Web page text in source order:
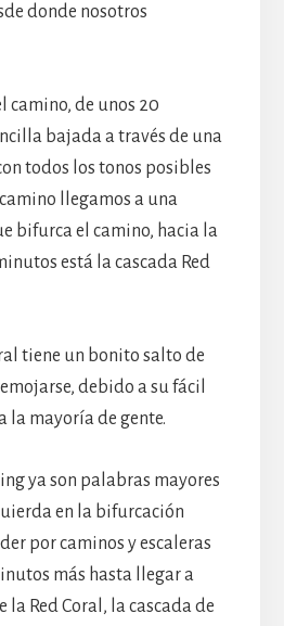
donde nosotros
camino, de unos 20
bajada a través de una
todos los tonos posibles
llegamos a una
bifurca el camino, hacia la
está la cascada Red
tiene un bonito salto de
debido a su fácil
la mayoría de gente.
ya son palabras mayores
en la bifurcación
por caminos y escaleras
más hasta llegar a
la Red Coral, la cascada de